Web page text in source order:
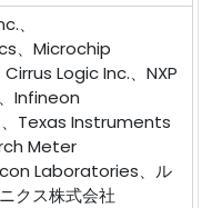
、
、Microchip
Logic Inc.、NXP
Infineon
Texas Instruments
Meter
Laboratories、ル
クス株式会社